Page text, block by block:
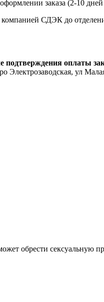
заказа (2-10
компанией СДЭК до
подтверждения оплаты
ул Малая
обрести сексуальную